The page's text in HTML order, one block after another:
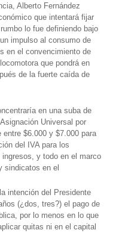
Alberto Fernández
que intentará fijar
lo fue definiendo bajo
impulso al consumo de
en el convencimiento de
que pondrá en
de la fuerte caída de
en una suba de
Universal por
$6.000 y $7.000 para
del IVA para los
y todo en el marco
sindicatos en el
intención del Presidente
(¿dos, tres?) el pago de
por lo menos en lo que
quitas ni en el capital